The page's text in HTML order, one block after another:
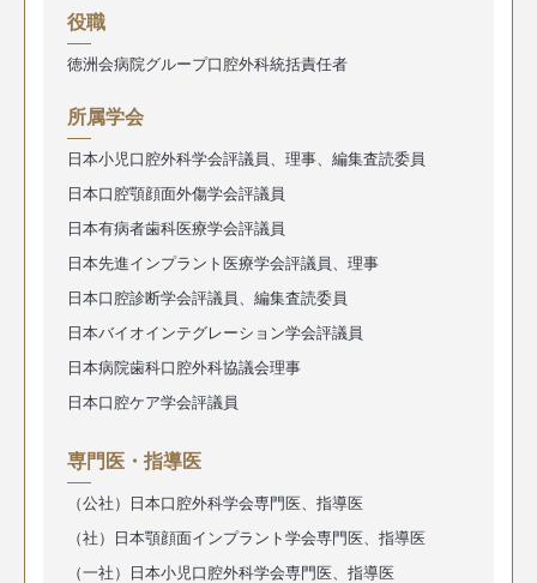
役職
徳洲会病院グループ口腔外科統括責任者
所属学会
日本小児口腔外科学会評議員、理事、編集査読委員
日本口腔顎顔面外傷学会評議員
日本有病者歯科医療学会評議員
日本先進インプラント医療学会評議員、理事
日本口腔診断学会評議員、編集査読委員
日本バイオインテグレーション学会評議員
日本病院歯科口腔外科協議会理事
日本口腔ケア学会評議員
専門医・指導医
（公社）日本口腔外科学会専門医、指導医
（社）日本顎顔面インプラント学会専門医、指導医
（一社）日本小児口腔外科学会専門医、指導医